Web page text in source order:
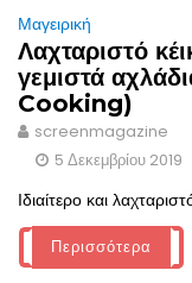
Μαγειρική
Λαχταριστό
γεμιστά
Cooking)
screenmagazine
5 Δεκεμβρίου 2019
Ιδιαίτερο και
Περισσότερα